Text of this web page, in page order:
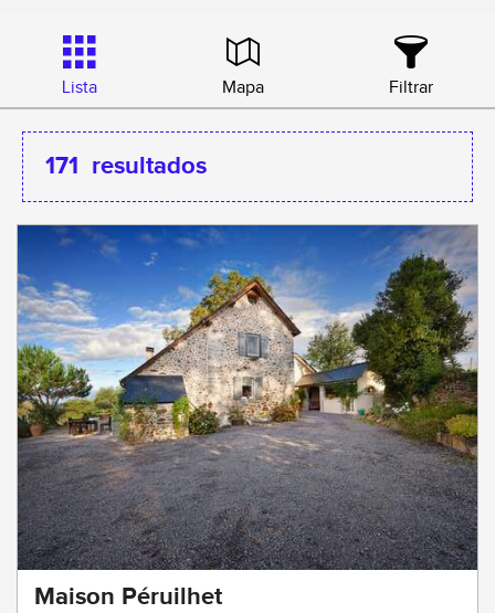
Lista Mapa Filtrar
171 resultados
Maison Péruilhet